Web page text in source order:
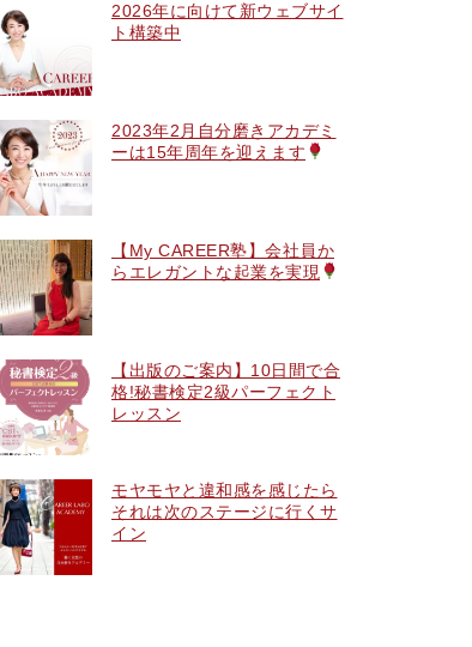
2026年に向けて新ウェブサイ
ト構築中
2023年2月自分磨きアカデミ
ーは15年周年を迎えます
【My CAREER塾】会社員か
らエレガントな起業を実現
【出版のご案内】10日間で合
格!秘書検定2級パーフェクト
レッスン
モヤモヤと違和感を感じたら
それは次のステージに行くサ
イン